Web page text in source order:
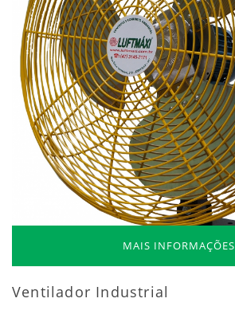
MAIS INFORMAÇÕES
Ventilador Industrial